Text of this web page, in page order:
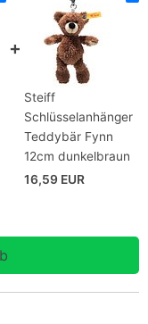
Steiff
Schlüsselanhänger
Teddybär Fynn
12cm dunkelbraun
16,59 EUR